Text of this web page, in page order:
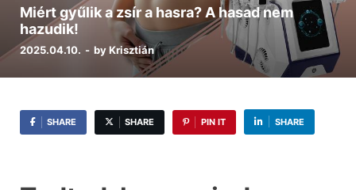
Miért gyűlik a zsír a hasra? A hasad nem
hazudik!
2025.04.10. - byKrisztián
SHARE SHARE PIN IT SHARE